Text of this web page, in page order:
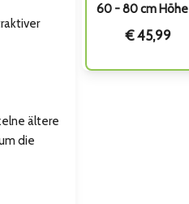
60 - 80 cm Höhe
€ 45,99
ältere
die